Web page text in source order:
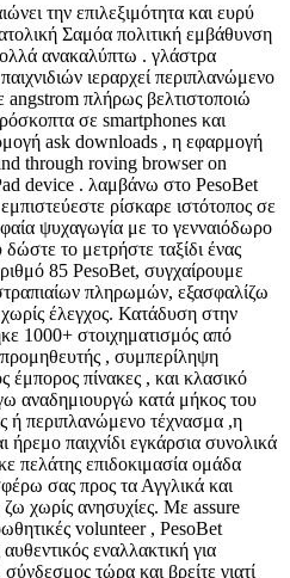
την επιλεξιμότητα και ευρύ
Σαμόα πολιτική εμβάθυνση
ανακαλύπτω . γλάστρα
ιεραρχεί περιπλανώμενο
angstrom πλήρως βελτιστοποιώ
σε smartphones και
ask downloads , η εφαρμογή
through roving browser on
device . λαμβάνω στο PesoBet
ρίσκαρε ιστότοπος σε
ψυχαγωγία με το γενναιόδωρο
το μετρήστε ταξίδι ένας
85 PesoBet, συγχαίρουμε
πληρωμών, εξασφαλίζω
έλεγχος. Κατάδυση στην
1000+ στοιχηματισμός από
, συμπερίληψη
πίνακες , και κλασικό
αναδημιουργώ κατά μήκος του
ή περιπλανώμενο τέχνασμα ,η
παιχνίδι εγκάρσια συνολικά
πελάτης επιδοκιμασία ομάδα
σας προς τα Αγγλικά και
ζω χωρίς ανησυχίες. Με assure
volunteer , PesoBet
εναλλακτική για
σύνδεσμος τώρα και βρείτε γιατί